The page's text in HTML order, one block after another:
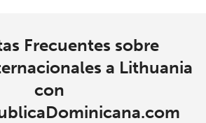
Frecuentes sobre
a Lithuania
con